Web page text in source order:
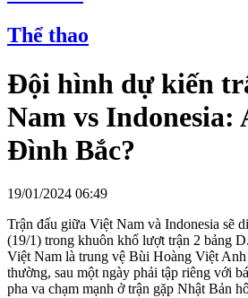
Thể thao
Đội hình dự kiến
Nam vs Indonesia:
Đình Bắc?
19/01/2024 06:49
Trận đấu giữa Việt Nam và Indonesia sẽ
(19/1) trong khuôn khổ lượt trận 2 bảng
Việt Nam là trung vệ Bùi Hoàng Việt
thường, sau một ngày phải tập riêng với
pha va chạm mạnh ở trận gặp Nhật Bản